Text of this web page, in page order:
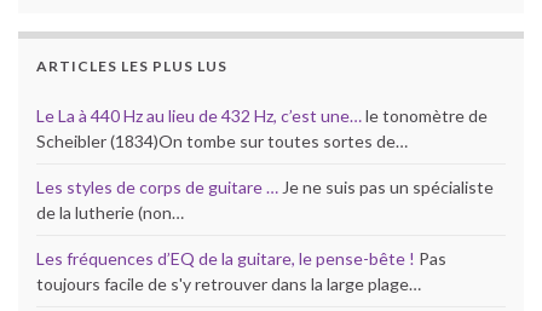
ARTICLES LES PLUS LUS
Le La à 440 Hz au lieu de 432 Hz, c’est une…le tonomètre de
Scheibler (1834)On tombe sur toutes sortes de…
Les styles de corps de guitare … Je ne suis pas un spécialiste
de la lutherie (non…
Les fréquences d’EQ de la guitare, le pense-bête ! Pas
toujours facile de s'y retrouver dans la large plage…